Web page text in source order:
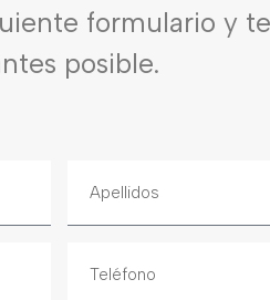
formulario y
posible.